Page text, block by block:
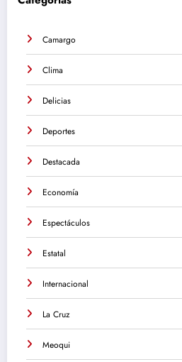
Camargo
Clima
Delicias
Deportes
Destacada
Economía
Espectáculos
Estatal
Internacional
La Cruz
Meoqui